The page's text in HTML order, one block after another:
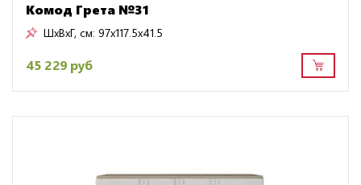
Комод Грета №31
ШxВxГ, см: 97x117.5x41.5
45 229 руб